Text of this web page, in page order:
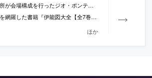
場構成を行ったジオ・ポンティ展の写真
羅した書籍『伊能図大全【全7巻】』
ほか